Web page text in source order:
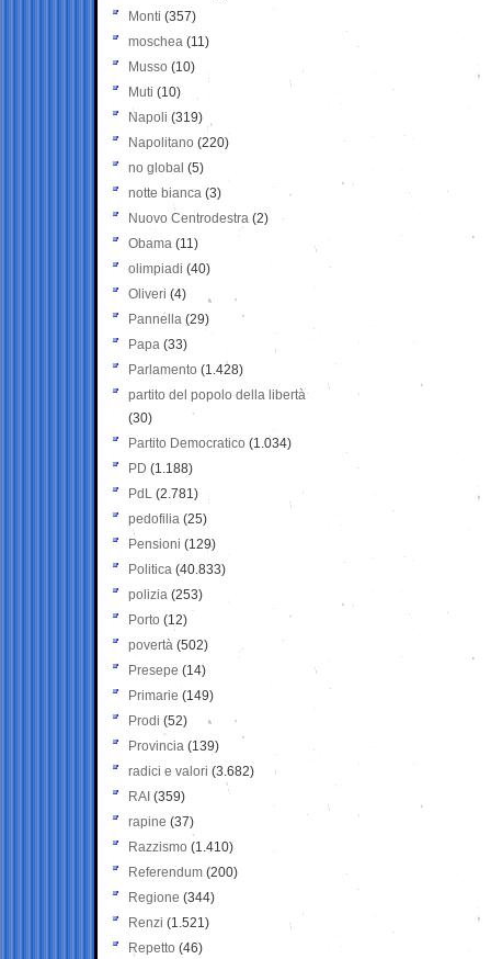
Monti (357)
moschea (11)
Musso (10)
Muti (10)
Napoli (319)
Napolitano (220)
no global (5)
notte bianca (3)
Nuovo Centrodestra (2)
Obama (11)
olimpiadi (40)
Oliveri (4)
Pannella (29)
Papa (33)
Parlamento (1.428)
partito del popolo della libertà
(30)
Partito Democratico (1.034)
PD (1.188)
PdL (2.781)
pedofilia (25)
Pensioni (129)
Politica (40.833)
polizia (253)
Porto (12)
povertà (502)
Presepe (14)
Primarie (149)
Prodi (52)
Provincia (139)
radici e valori (3.682)
RAI (359)
rapine (37)
Razzismo (1.410)
Referendum (200)
Regione (344)
Renzi (1.521)
Repetto (46)